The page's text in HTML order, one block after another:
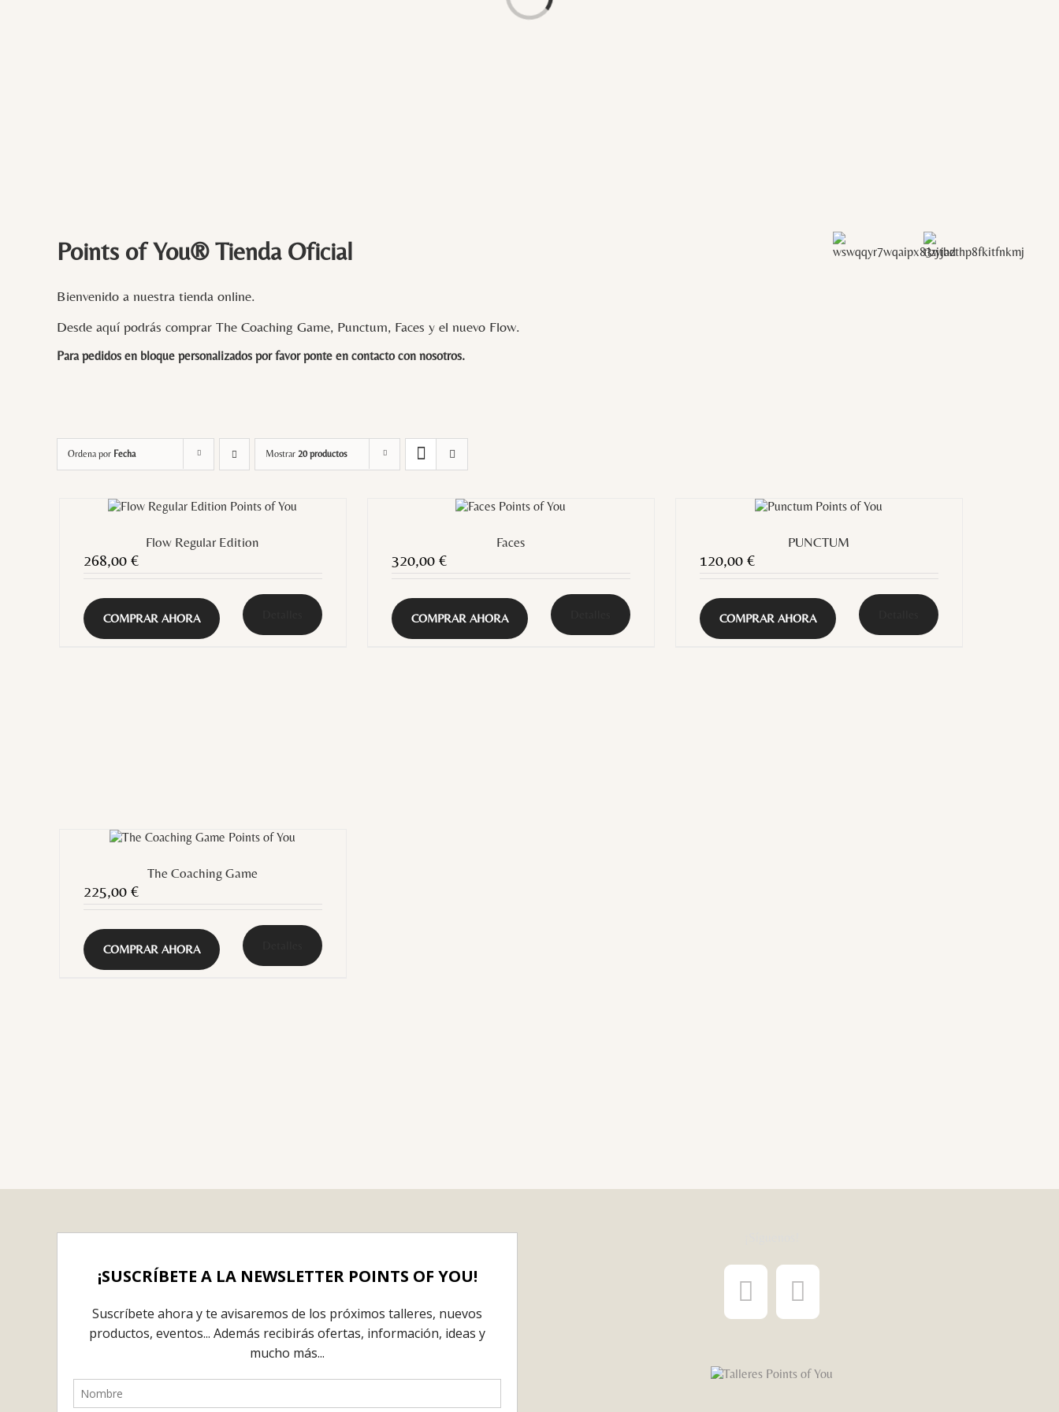
Points of You® Tienda Oficial
Bienvenido a nuestra tienda online.
Desde aquí podrás comprar The Coaching Game, Punctum, Faces y el nuevo Flow.
Para pedidos en bloque personalizados por favor ponte en contacto con nosotros.
Ordena por Fecha Mostrar 20 productos
Flow Regular Edition
268,00 €
COMPRAR AHORA
Faces
320,00 €
COMPRAR AHORA
PUNCTUM
120,00 €
COMPRAR AHORA
The Coaching Game
225,00 €
COMPRAR AHORA